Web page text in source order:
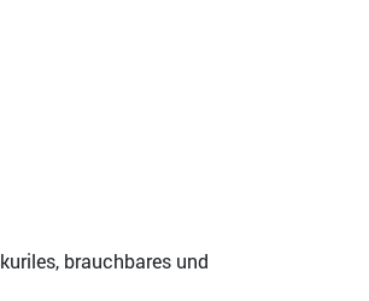
brauchbares und